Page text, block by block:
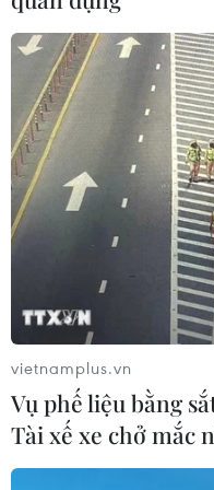
Giá vàng hướng tới
nhất kể từ tháng 1/
07/08/2026 08:14
Hạn hán nghiêm
mạch" kinh tế châu Âu
Để trái sầu riêng đáp
xuất khẩu bền vững
07/08/2026 07:34
vietnamplus.vn
Vụ phế liệu bằng
Tài xế xe chở mắc